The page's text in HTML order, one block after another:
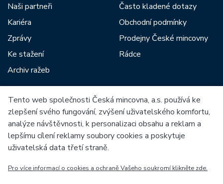
Naši partneři
Kariéra
Zprávy
Ke stažení
Archiv ražeb
Často kladené dotazy
Obchodní podmínky
Prodejny České mincovny
Rádce
Mezi naše partnery patří:
Evropská unie
Tento web společnosti Česká mincovna, a.s. používá ke
zlepšení svého fungování, zvýšení uživatelského komfortu,
analýze návštěvnosti, k personalizaci obsahu a reklam a
lepšímu cílení reklamy soubory cookies a poskytuje
uživatelská data třetí straně.
Pro více informací o cookies a ochraně Vašeho soukromí klikněte zde.